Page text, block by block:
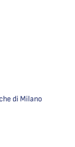
di Milano